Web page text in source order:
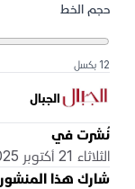
حجم الخط
12 بكسل
الجبال
نُشرت في
الثلاثاء 21 أكتوبر 2025 09:45 ص
شارك هذا المنشور